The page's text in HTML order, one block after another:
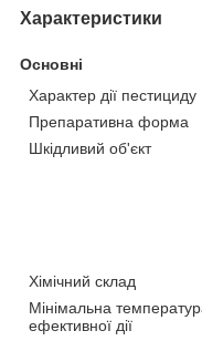
Характеристики
Основні
Характер дії пестициду
Препаративна форма
Шкідливий об'єкт
Хімічний склад
Мінімальна
ефективної дії